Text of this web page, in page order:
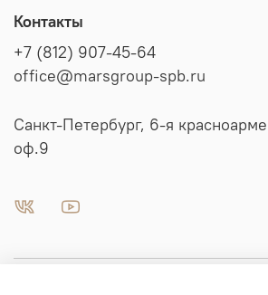
Контакты
+7 (812) 907-45-64
office@marsgroup-spb.ru
Санкт-Петербург, 6-я
оф.9